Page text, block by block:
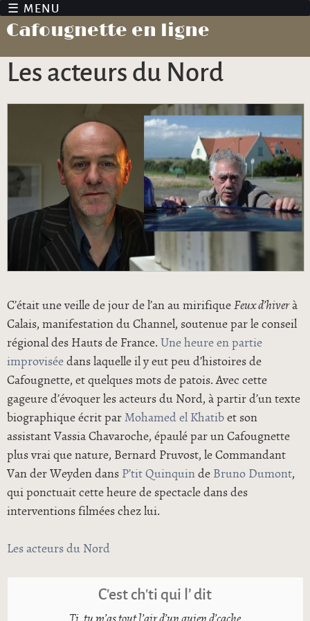
Cafougnette en ligne
Les acteurs du Nord
C’était une veille de jour de l’an au mirifique Feux d’hiverà
Calais, manifestation du Channel, soutenue par le conseil
régional des Hauts de France. Une heure en partie
improvisée dans laquelle il y eut peu d’histoires de
Cafougnette, et quelques mots de patois. Avec cette
gageure d’évoquer les acteurs du Nord, à partir d’un texte
biographique écrit par Mohamed el Khatib et son
assistant Vassia Chavaroche, épaulé par un Cafougnette
plus vrai que nature, Bernard Pruvost, le Commandant
Van der Weyden dans P’tit Quinquin de Bruno Dumont,
qui ponctuait cette heure de spectacle dans des
interventions filmées chez lui.
Les acteurs du Nord
C’est ch’ti qui l’ dit